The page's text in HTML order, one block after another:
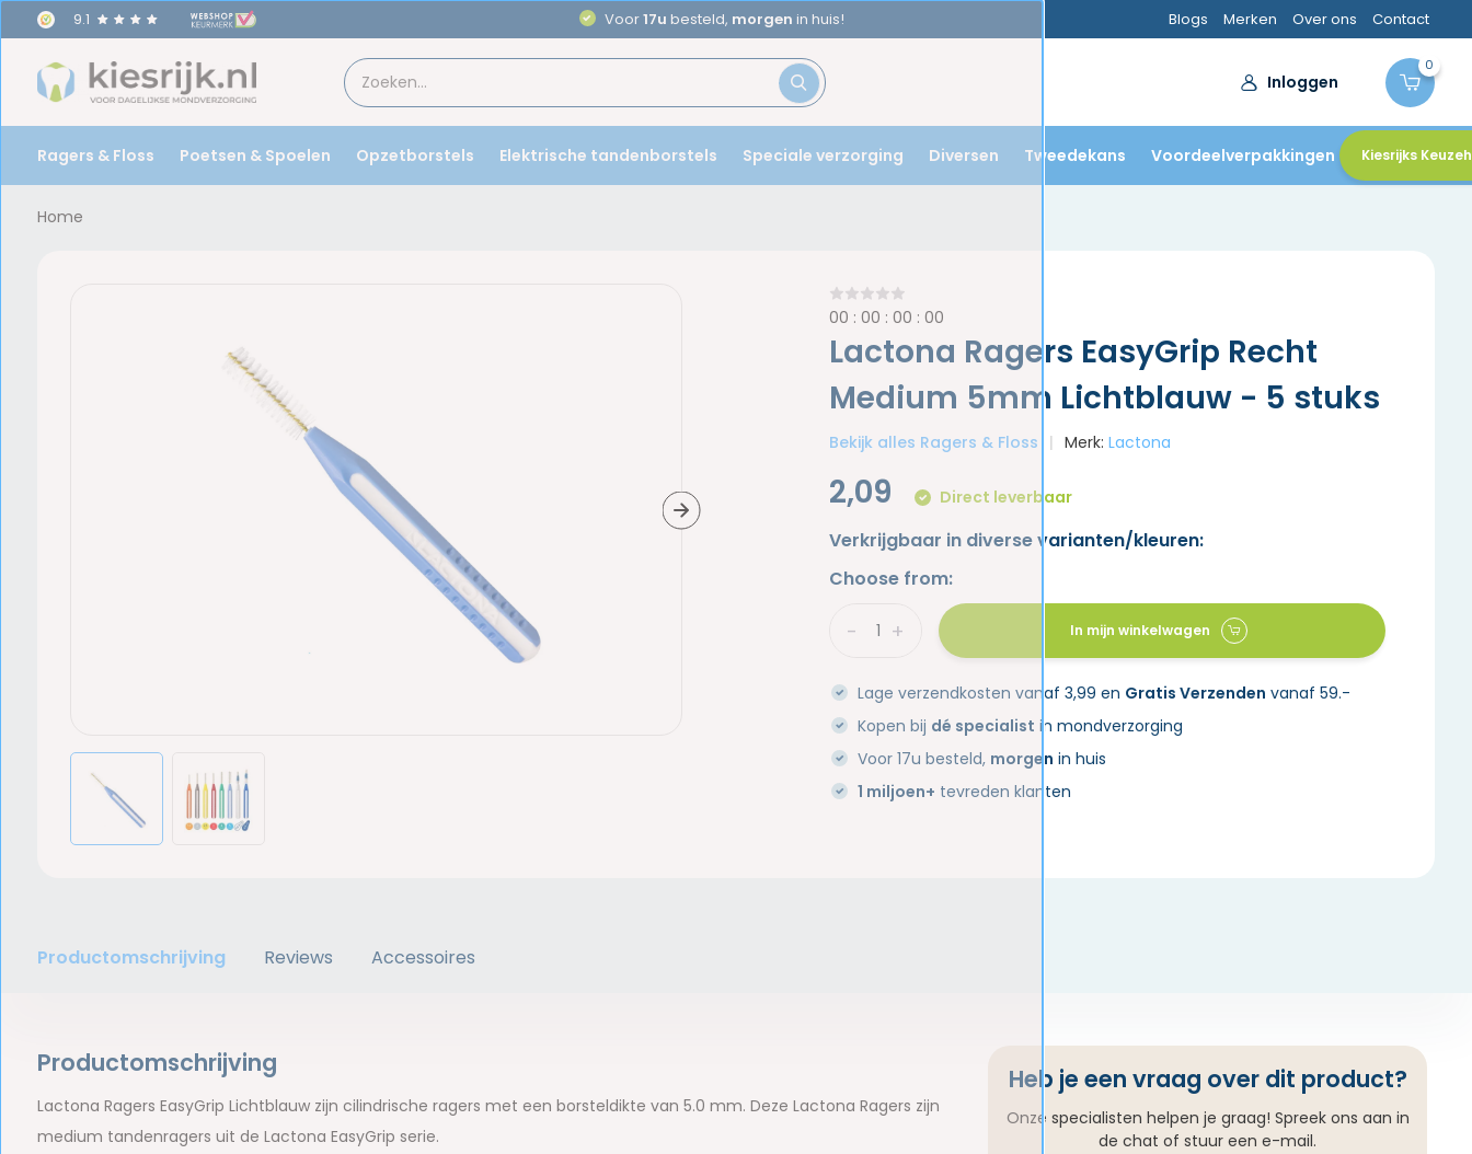
9.1 Aanbevolen doortandartsen Blogs Merken Over ons Contact
Inloggen
0
Ragers & Floss Poetsen & Spoelen Opzetborstels Elektrische tandenborstels Speciale verzorging Diversen Tweedekans Voordeelverpakkingen Kiesrijks
Home
00 :00 :00 :00
Lactona Ragers EasyGrip Recht
Medium 5mm Lichtblauw - 5 stuks
Bekijk alles Ragers & Floss Merk:Lactona
2,09 Direct leverbaar
Verkrijgbaar in diverse varianten/kleuren:
Choose from:
+
- In mijn winkelwagen
Lage verzendkosten vanaf 3,99 en Gratis Verzenden vanaf 59.-
Kopen bij dé specialist in mondverzorging
Voor 17u besteld, morgen in huis
1 miljoen+ tevreden klanten
Productomschrijving Reviews Accessoires
Productomschrijving
Lactona Ragers EasyGrip Lichtblauw zijn cilindrische ragers met een borsteldikte van 5.0 mm. Deze Lactona Ragers zijn
medium tandenragers uit de Lactona EasyGrip serie.
Heb je een vraag over dit product?
Onze specialisten helpen je graag! Spreek ons aan in
de chat of stuur een e-mail.